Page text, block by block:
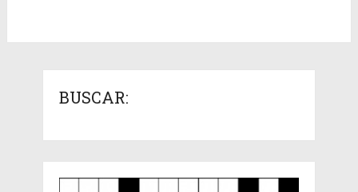
BUSCAR: